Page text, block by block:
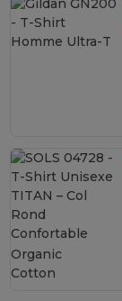
Organic
Cotton